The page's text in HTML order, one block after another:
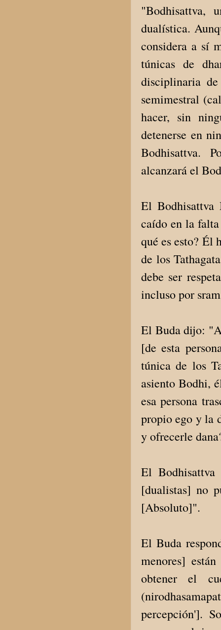
"Bodhisattva,
dualística.
considera a sí
túnicas de
disciplinaria
semimestral
hacer, sin
detenerse en
Bodhisattva.
alcanzará el
El Bodhisattva
caído en la
qué es esto? Él
de los
debe ser
incluso por
El Buda dijo:
[de esta
túnica de los
asiento Bodhi,
esa persona
propio ego y la
y ofrecerle
El Bodhisattva
[dualistas] no
[Absoluto]".
El Buda
menores]
obtener el
percepción'].